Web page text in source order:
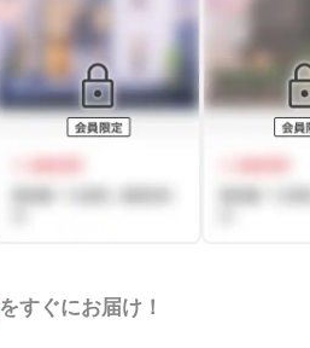
をすぐにお届け！